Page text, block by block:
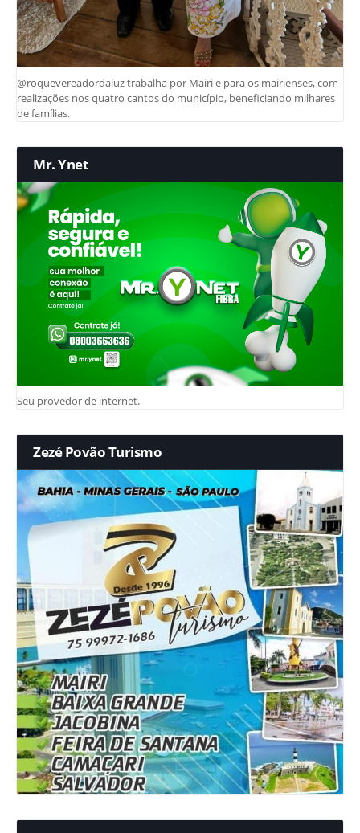
@roquevereadordaluz trabalha por Mairi e para os mairienses, com
realizações nos quatro cantos do município, beneficiando milhares
de famílias.
Mr. Ynet
Seu provedor de internet.
Zezé Povão Turismo